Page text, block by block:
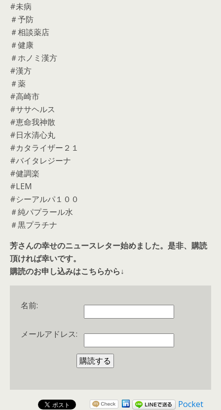
#未病
＃予防
＃相談薬店
＃健康
＃ホノミ漢方
#漢方
＃薬
#高崎市
#ササヘルス
#恵命我神散
#日水清心丸
#カタライザー２１
#バイタレジーナ
#健調楽
#LEM
#シーアルパ１００
＃純パプラール水
＃黒プラチナ
芳さんの幸せのニュースレター始めました。是非、購読
頂ければ幸いです。
購読のお申し込みはこちらから↓
名前:
メールアドレス:
Pocket